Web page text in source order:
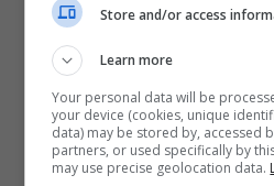
Store and/or access
Learn more
Your personal data will be
your device (cookies, unique
data) may be stored by, accessed
partners, or used specifically by
may use precise geolocation data.